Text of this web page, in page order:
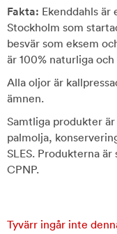
Fakta: Ekenddahls
Stockholm som
besvär som eksem
är 100% naturliga
Alla oljor är
ämnen.
Samtliga produkter
palmolja,
SLES. Produkterna
CPNP.
Tyvärr ingår inte